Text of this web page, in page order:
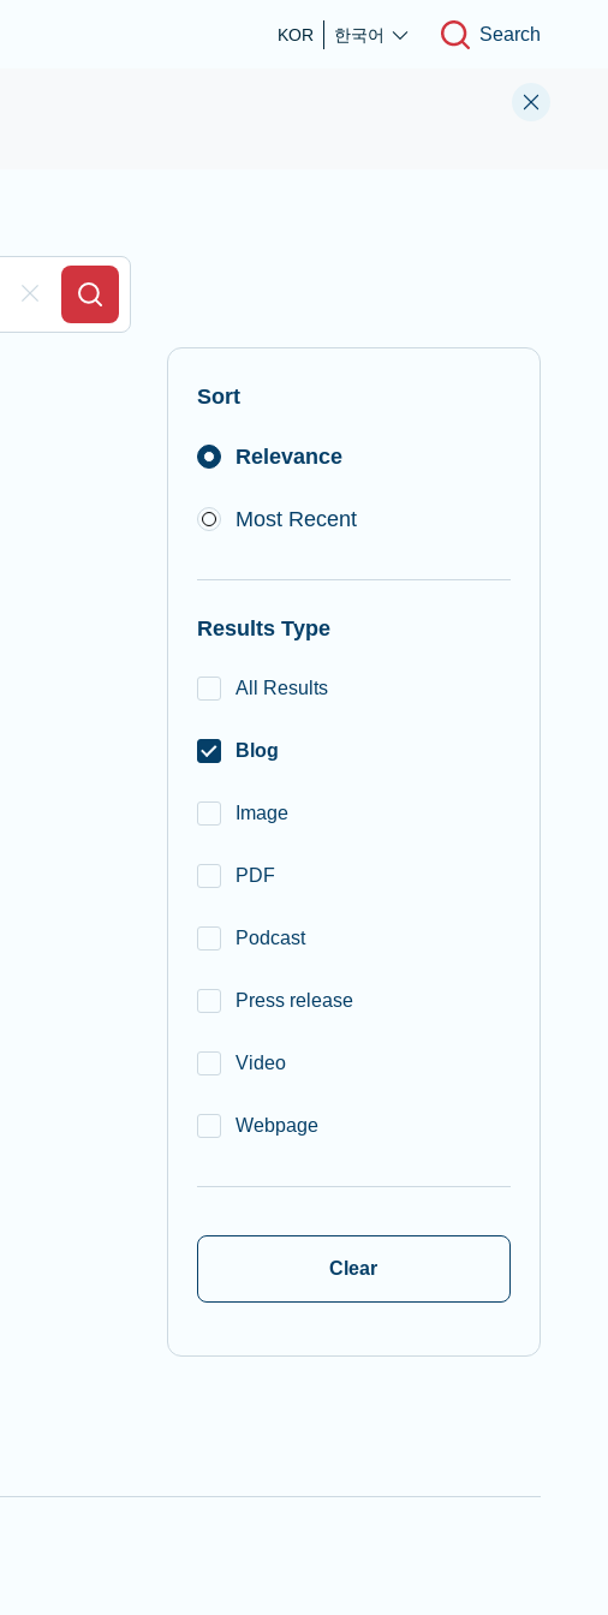
KOR 한국어 Search
Clear Field
Search
Sort
Relevance
Most Recent
Results Type
All Results
Blog
Image
PDF
Podcast
Press release
Video
Webpage
Clear